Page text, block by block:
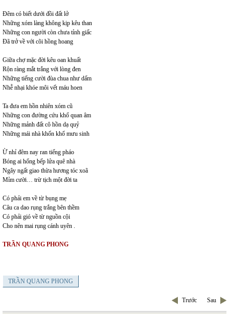
Đêm có biết dưới đồi đất lở
Những xóm làng không kịp kêu than
Những con người còn chưa tỉnh giấc
Đã trở về với cõi hồng hoang
Giữa chợ mặc đời kêu oan khuất
Rộn ràng mắt trắng với lòng đen
Những tiếng cười đùa chua như dấm
Nhễ nhại khóe môi vết máu hoen
Ta đưa em hồn nhiên xóm cũ
Những con đường cứu khổ quan âm
Những mảnh đất cô hồn dạ quỷ
Những mái nhà khốn khổ mưu sinh
Ừ nhỉ đêm nay ran tiếng pháo
Bóng ai hổng bếp lửa quê nhà
Ngây ngất giao thừa hương tóc xoã
Mỉm cười… trừ tịch một đời ta
Có phải em về từ bụng mẹ
Câu ca dao rụng trắng bên thềm
Có phải gió về từ nguồn cội
Cho nên mai rụng cánh uyên .
TRẦN QUANG PHONG
TRẦN QUANG PHONG
Trước Sau